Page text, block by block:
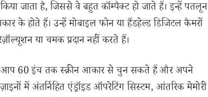
जाता है, जिससे वे बहुत कॉम्पैक्ट हो जाते हैं। इन्हें पतलून
के होते हैं। उन्हें मोबाइल फोन या हैंडहेल्ड डिजिटल कैमरों
या चमक प्रदान नहीं करते हैं।
आप 60 इंच तक स्क्रीन आकार से चुन सकते हैं और अपने
में अंतर्निहित एंड्रॉइड ऑपरेटिंग सिस्टम, आंतरिक मेमोरी